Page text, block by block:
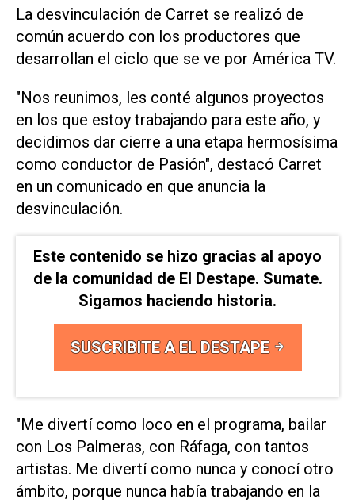
La desvinculación de Carret se realizó de
común acuerdo con los productores que
desarrollan el ciclo que se ve por América TV.
"Nos reunimos, les conté algunos proyectos
en los que estoy trabajando para este año, y
decidimos dar cierre a una etapa hermosísima
como conductor de Pasión", destacó Carret
en un comunicado en que anuncia la
desvinculación.
Este contenido se hizo gracias al apoyo
de la comunidad de El Destape. Sumate.
Sigamos haciendo historia.
SUSCRIBITE A EL DESTAPE
"Me divertí como loco en el programa, bailar
con Los Palmeras, con Ráfaga, con tantos
artistas. Me divertí como nunca y conocí otro
ámbito, porque nunca había trabajando en la